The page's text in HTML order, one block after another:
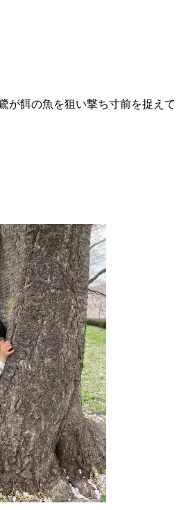
が餌の魚を狙い撃ち寸前を捉えて